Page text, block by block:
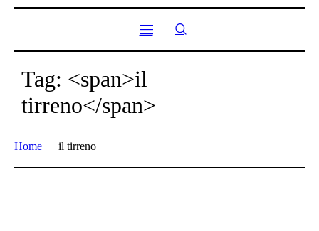
Tag: <span>il
tirreno</span>
Home il tirreno